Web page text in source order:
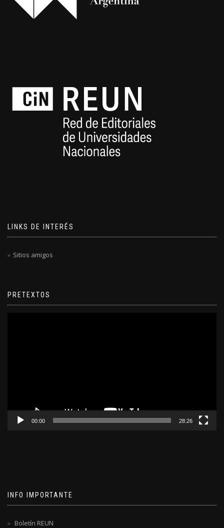
LINKS DE INTERÉS
Sitios amigos
PRETEXTOS
00:00 28:26
INFO IMPORTANTE
Boletín REUN